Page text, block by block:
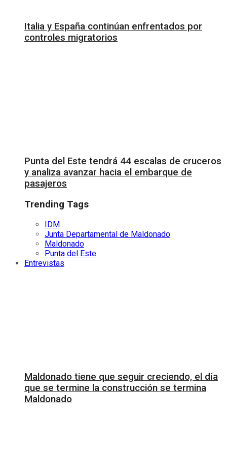
Italia y España continúan enfrentados por
controles migratorios
Punta del Este tendrá 44 escalas de cruceros
y analiza avanzar hacia el embarque de
pasajeros
Trending Tags
IDM
Junta Departamental de Maldonado
Maldonado
Punta del Este
Entrevistas
Maldonado tiene que seguir creciendo, el día
que se termine la construcción se termina
Maldonado